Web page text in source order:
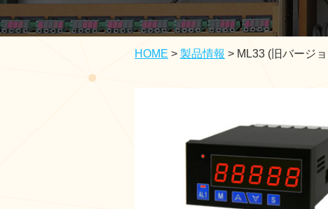
HOME > 製品情報 > ML33 (旧バージ